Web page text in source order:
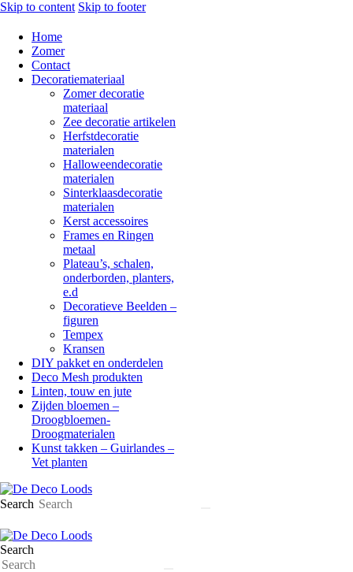
Skip to content Skip to footer
Home
Zomer
Contact
Decoratiemateriaal
Zomer decoratie
materiaal
Zee decoratie artikelen
Herfstdecoratie
materialen
Halloweendecoratie
materialen
Sinterklaasdecoratie
materialen
Kerst accessoires
Frames en Ringen
metaal
Plateau’s, schalen,
onderborden, planters,
e.d
Decoratieve Beelden –
figuren
Tempex
Kransen
DIY pakket en onderdelen
Deco Mesh produkten
Linten, touw en jute
Zijden bloemen –
Droogbloemen-
Droogmaterialen
Kunst takken – Guirlandes –
Vet planten
Search
Search